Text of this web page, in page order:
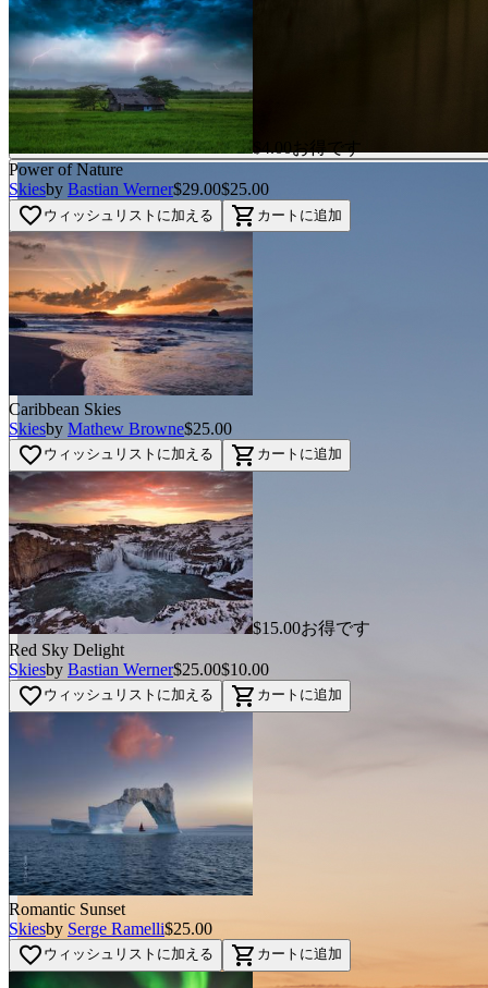
Power of Nature
Skiesby Bastian Werner$29.00$25.00
favorite_border ウィッシュリストに加える shopping_cart カートに追加
Caribbean Skies
Skiesby Mathew Browne$25.00
favorite_border ウィッシュリストに加える shopping_cart カートに追加
$15.00お得です
Red Sky Delight
Skiesby Bastian Werner$25.00$10.00
favorite_border ウィッシュリストに加える shopping_cart カートに追加
Romantic Sunset
Skiesby Serge Ramelli$25.00
favorite_border ウィッシュリストに加える shopping_cart カートに追加